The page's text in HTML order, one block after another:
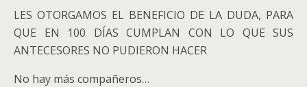
LES OTORGAMOS EL BENEFICIO DE LA DUDA, PARA
QUE EN 100 DÍAS CUMPLAN CON LO QUE SUS
ANTECESORES NO PUDIERON HACER
No hay más compañeros…